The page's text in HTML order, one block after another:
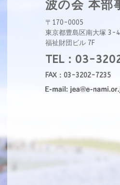
波の会 本部
〒170-0005
東京都豊島区南大塚 3-
福祉財団ビル 7F
TEL：03-
FAX：03-3202-7235